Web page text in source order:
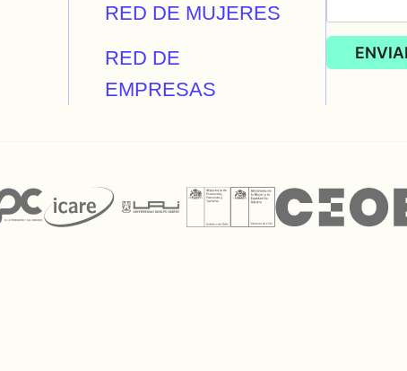
RED DE MUJERES
RED DE
EMPRESAS